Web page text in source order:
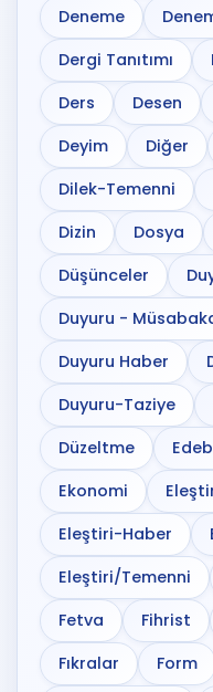
Deneme
Dergi Tanıtımı
Ders
Desen
Deyim
Diğer
Dilek-Temenni
Dizin
Dosya
Düşünceler
Duyuru -
Duyuru Haber
Duyuru-Taziye
Düzeltme
Ekonomi
Eleştiri-Haber
Eleştiri/Temenni
Fetva
Fihrist
Fıkralar
Form